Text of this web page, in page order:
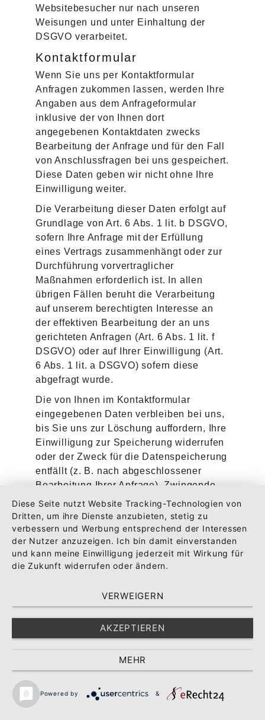
Websitebesucher nur nach unseren
Weisungen und unter Einhaltung der
DSGVO verarbeitet.
Kontaktformular
Wenn Sie uns per Kontaktformular
Anfragen zukommen lassen, werden Ihre
Angaben aus dem Anfrageformular
inklusive der von Ihnen dort
angegebenen Kontaktdaten zwecks
Bearbeitung der Anfrage und für den Fall
von Anschlussfragen bei uns gespeichert.
Diese Daten geben wir nicht ohne Ihre
Einwilligung weiter.
Die Verarbeitung dieser Daten erfolgt auf
Grundlage von Art. 6 Abs. 1 lit. b DSGVO,
sofern Ihre Anfrage mit der Erfüllung
eines Vertrags zusammenhängt oder zur
Durchführung vorvertraglicher
Maßnahmen erforderlich ist. In allen
übrigen Fällen beruht die Verarbeitung
auf unserem berechtigten Interesse an
der effektiven Bearbeitung der an uns
gerichteten Anfragen (Art. 6 Abs. 1 lit. f
DSGVO) oder auf Ihrer Einwilligung (Art.
6 Abs. 1 lit. a DSGVO) sofern diese
abgefragt wurde.
Die von Ihnen im Kontaktformular
eingegebenen Daten verbleiben bei uns,
bis Sie uns zur Löschung auffordern, Ihre
Einwilligung zur Speicherung widerrufen
oder der Zweck für die Datenspeicherung
entfällt (z. B. nach abgeschlossener
Bearbeitung Ihrer Anfrage). Zwingende
gesetzliche Bestimmungen –
insbesondere Aufbewahrungsfristen –
bleiben unberührt.
Anfrage per E-Mail, Telefon
oder Telefax
Telefax kontaktieren, wird Ihre Anfrage
inklusive aller daraus hervorgehenden
personenbezogenen Daten (Name,
Anfrage) zum Zwecke der Bearbeitung
Die Verarbeitung dieser Daten erfolgt auf
Diese Seite nutzt Website Tracking-Technologien von
Dritten, um ihre Dienste anzubieten, stetig zu
verbessern und Werbung entsprechend der Interessen
der Nutzer anzuzeigen. Ich bin damit einverstanden
und kann meine Einwilligung jederzeit mit Wirkung für
die Zukunft widerrufen oder ändern.
VERWEIGERN
AKZEPTIEREN
MEHR
Powered by &